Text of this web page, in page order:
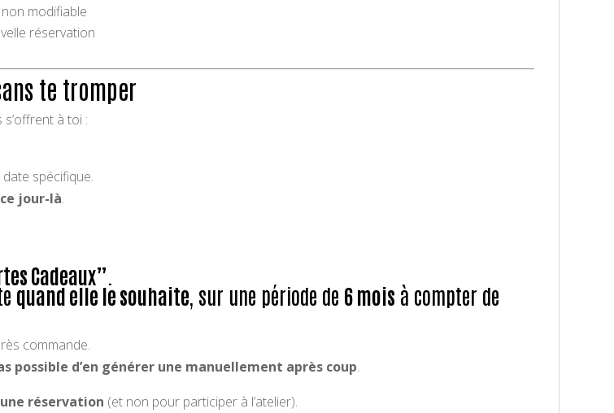
modifiable
réservation
te tromper
à toi :
spécifique.
jour-là.
Cadeaux”
quand elle le souhaite , sur une période de 6 mois à compter de
commande.
possible d’en générer une manuellement après coup.
réservation (et non pour participer à l’atelier).